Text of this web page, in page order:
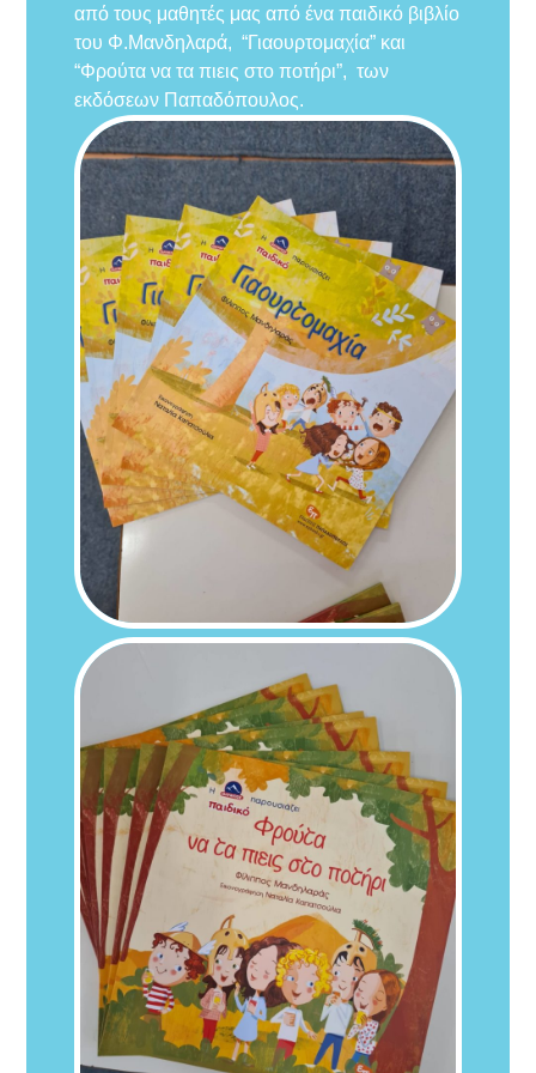
από τους μαθητές μας από ένα παιδικό βιβλίο
του Φ.Μανδηλαρά, “Γιαουρτομαχία” και
“Φρούτα να τα πιεις στο ποτήρι”, των
εκδόσεων Παπαδόπουλος.